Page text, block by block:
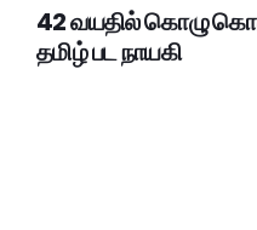
42 வயதில் கொழு
தமிழ் பட நாயகி